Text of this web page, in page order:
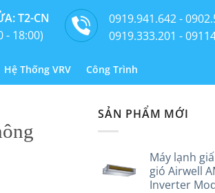
T2-CN
- 18:00)
0919.941.642 -
0919.333.201 -
Hệ Thống VRV Công Trình
SẢN PHẨM MỚI
Máy lạnh
gió Airwell
Inverter